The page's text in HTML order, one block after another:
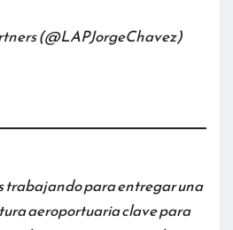
(@LAPJorgeChavez)
trabajando para entregar una
aeroportuaria clave para